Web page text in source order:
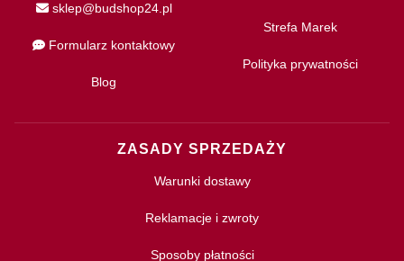
sklep@budshop24.pl
Formularz kontaktowy
Blog
Strefa Marek
Polityka prywatności
ZASADY SPRZEDAŻY
Warunki dostawy
Reklamacje i zwroty
Sposoby płatności